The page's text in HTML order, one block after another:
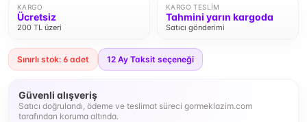
KARGO
Ücretsiz
200 TL üzeri
KARGO TESLIM
Tahmini yarın kargoda
Satıcı gönderimi
Sınırlı stok: 6 adet 12 Ay Taksit seçeneği
Güvenli alışveriş
Satıcı doğrulandı, ödeme ve teslimat süreci gormeklazim.com
tarafından koruma altında.